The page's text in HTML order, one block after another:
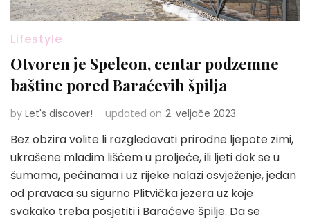
Lifestyle
Otvoren je Speleon, centar podzemne
baštine pored Baraćevih špilja
by Let's discover! updated on 2. veljače 2023.
Bez obzira volite li razgledavati prirodne ljepote zimi,
ukrašene mladim lišćem u proljeće, ili ljeti dok se u
šumama, pećinama i uz rijeke nalazi osvježenje, jedan
od pravaca su sigurno Plitvička jezera uz koje
svakako treba posjetiti i Baraćeve špilje. Da se